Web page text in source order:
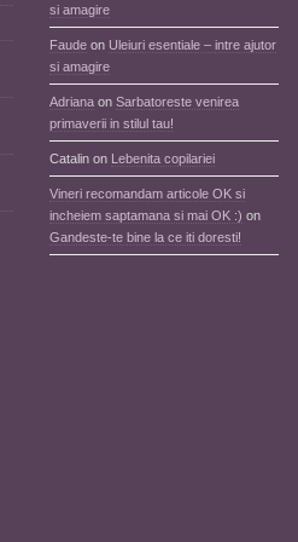
si amagire
Faude on Uleiuri esentiale – intre ajutor
si amagire
Adriana on Sarbatoreste venirea
primaverii in stilul tau!
Catalin on Lebenita copilariei
Vineri recomandam articole OK si
incheiem saptamana si mai OK :) on
Gandeste-te bine la ce iti doresti!